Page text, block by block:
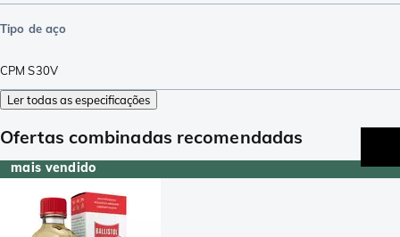
Tipo de aço
CPM S30V
Ler todas as especificações
Ofertas combinadas recomendadas
mais vendido